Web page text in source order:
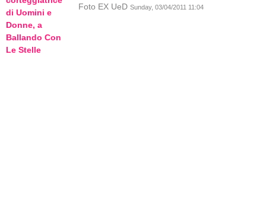
Foto EX UeD Sunday, 03/04/2011 11:04